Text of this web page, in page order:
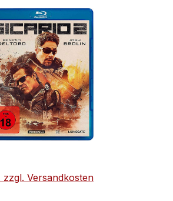
Versandkosten